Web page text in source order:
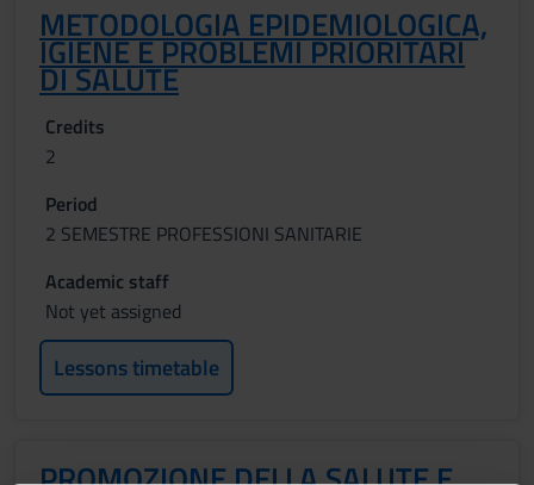
METODOLOGIA EPIDEMIOLOGICA,
IGIENE E PROBLEMI PRIORITARI
DI SALUTE
Credits
2
Period
2 SEMESTRE PROFESSIONI SANITARIE
Academic staff
Not yet assigned
Lessons timetable